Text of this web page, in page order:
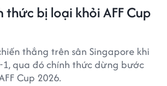
thức bị loại khỏi AFF Cup
thắng trên sân Singapore khi
qua đó chính thức dừng bước
Cup 2026.